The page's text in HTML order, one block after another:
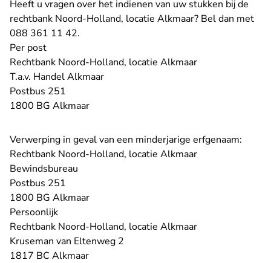
Heeft u vragen over het indienen van uw stukken bij de
rechtbank Noord-Holland, locatie Alkmaar? Bel dan met
088 361 11 42.
Per post
Rechtbank Noord-Holland, locatie Alkmaar
T.a.v. Handel Alkmaar
Postbus 251
1800 BG Alkmaar
Verwerping in geval van een minderjarige erfgenaam:
Rechtbank Noord-Holland, locatie Alkmaar
Bewindsbureau
Postbus 251
1800 BG Alkmaar
Persoonlijk
Rechtbank Noord-Holland, locatie Alkmaar
Kruseman van Eltenweg 2
1817 BC Alkmaar